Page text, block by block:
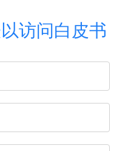
访问白皮书